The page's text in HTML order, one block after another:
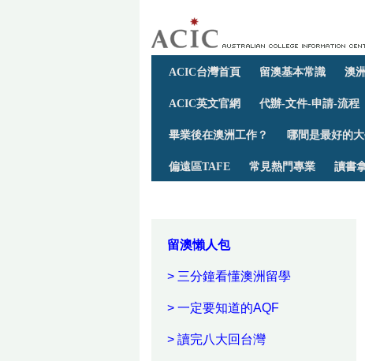
ACIC台灣首頁 留澳基本常識 澳
ACIC英文官網 代辦-文件-申請-流程
畢業後在澳洲工作？ 哪間是最好的大
偏遠區TAFE 常見熱門專業 讀書
留澳懶人包
> 三分鐘看懂澳洲留學
> 一定要知道的AQF
> 讀完八大回台灣